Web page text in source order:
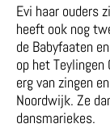
Evi haar ouders
heeft ook nog
de Babyfaaten
op het
erg van zingen
Noordwijk. Ze
dansmariekes.